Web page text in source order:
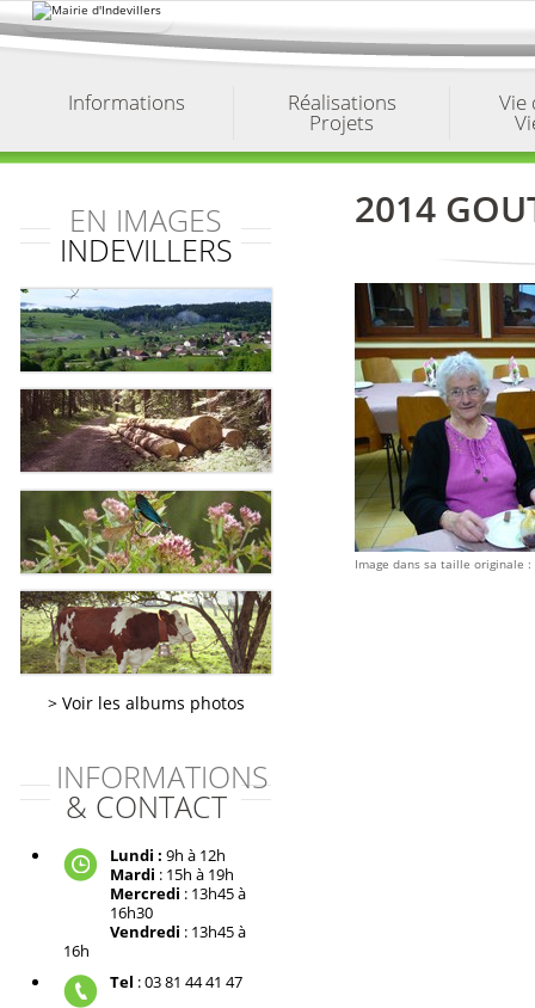
au
contenu.
Informations Réalisations
Projets
Vie
EN IMAGES
INDEVILLERS
Voir les albums photos
INFORMATIONS
& CONTACT
Lundi : 9h à 12h
Mardi : 15h à 19h
Mercredi : 13h45 à
16h30
Vendredi : 13h45 à
16h
Tel : 03 81 44 41 47
2014
Image dans sa taille originale :